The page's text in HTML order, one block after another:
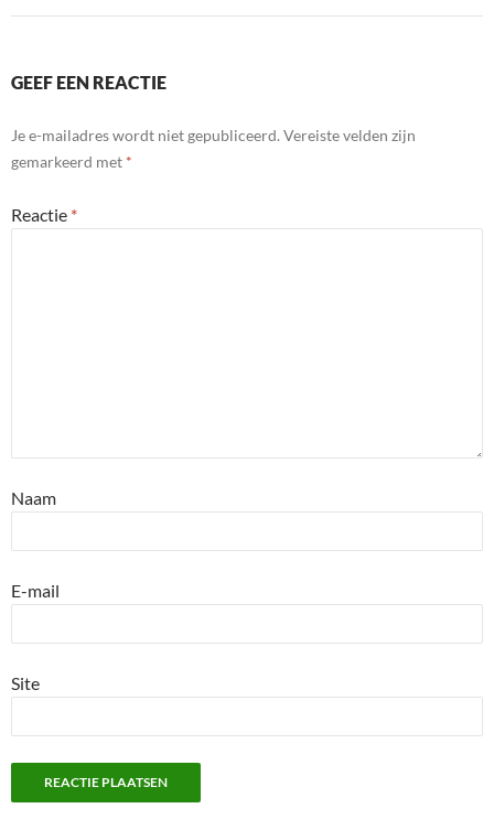
GEEF EEN REACTIE
Je e-mailadres wordt niet gepubliceerd.Vereiste velden zijn
gemarkeerd met *
Reactie *
Naam
E-mail
Site